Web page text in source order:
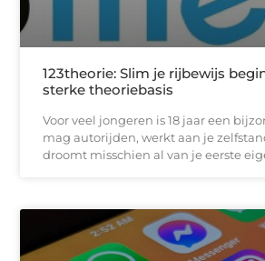
123theorie: Slim je rijbewijs
sterke theoriebasis
Voor veel jongeren is 18 jaar een
mag autorijden, werkt aan je
droomt misschien al van je eerste